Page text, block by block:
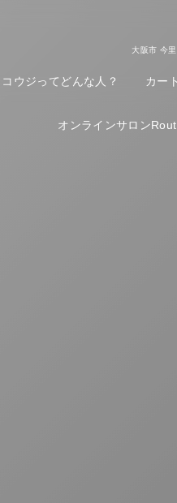
大阪市 今
ウジってどんな人？ カート
オンラインサロン